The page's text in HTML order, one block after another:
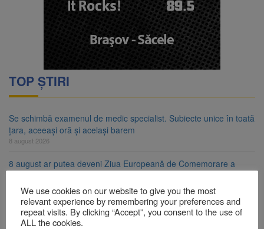
TOP ȘTIRI
Se schimbă examenul de medic specialist. Subiecte unice în toată
țara, aceeași oră și același barem
8 august 2026
8 august ar putea deveni Ziua Europeană de Comemorare a
8 august 2026
Am început demolarea fostului complex Duplex 91, de lângă Piața
Star
We use cookies on our website to give you the most
relevant experience by remembering your preferences and
repeat visits. By clicking “Accept”, you consent to the use of
ALL the cookies.